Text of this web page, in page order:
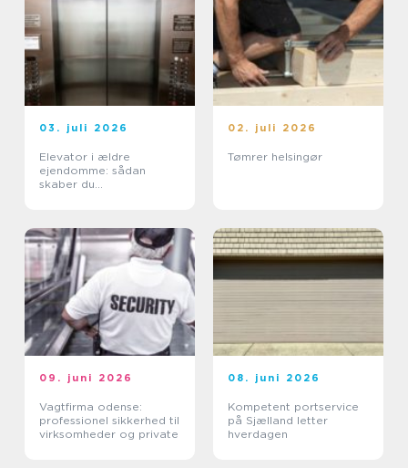
03. juli 2026
Elevator i ældre
ejendomme: sådan
skaber du
02. juli 2026
Tømrer helsingør
09. juni 2026
Vagtfirma odense:
professionel sikkerhed til
virksomheder og private
08. juni 2026
Kompetent portservice
på Sjælland letter
hverdagen